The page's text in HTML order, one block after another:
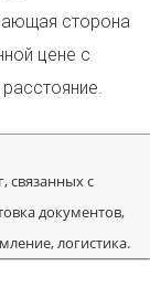
сторона
цене с
связанных с
документов,
логистика.